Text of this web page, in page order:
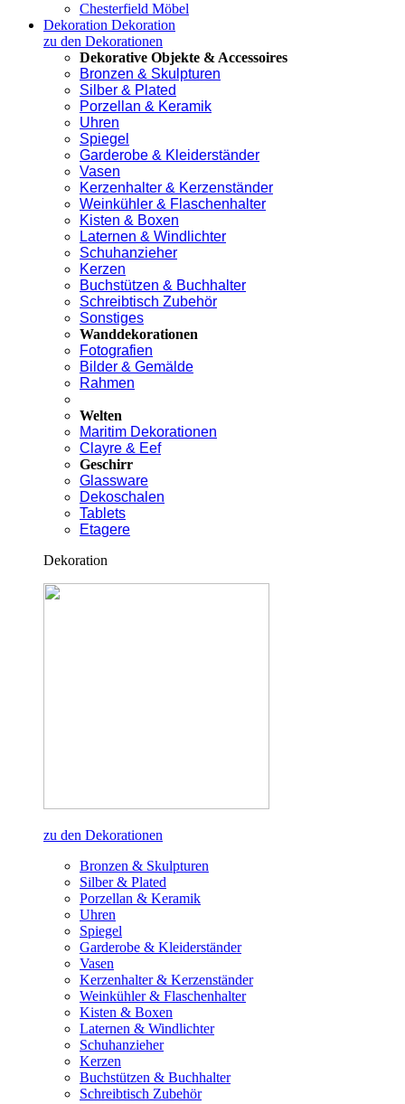
Chesterfield Möbel
Dekoration Dekoration
zu den Dekorationen
Dekorative Objekte & Accessoires
Bronzen & Skulpturen
Silber & Plated
Porzellan & Keramik
Uhren
Spiegel
Garderobe & Kleiderständer
Vasen
Kerzenhalter & Kerzenständer
Weinkühler & Flaschenhalter
Kisten & Boxen
Laternen & Windlichter
Schuhanzieher
Kerzen
Buchstützen & Buchhalter
Schreibtisch Zubehör
Sonstiges
Wanddekorationen
Fotografien
Bilder & Gemälde
Rahmen
Welten
Maritim Dekorationen
Clayre & Eef
Geschirr
Glassware
Dekoschalen
Tablets
Etagere
Dekoration
zu den Dekorationen
Bronzen & Skulpturen
Silber & Plated
Porzellan & Keramik
Uhren
Spiegel
Garderobe & Kleiderständer
Vasen
Kerzenhalter & Kerzenständer
Weinkühler & Flaschenhalter
Kisten & Boxen
Laternen & Windlichter
Schuhanzieher
Kerzen
Buchstützen & Buchhalter
Schreibtisch Zubehör